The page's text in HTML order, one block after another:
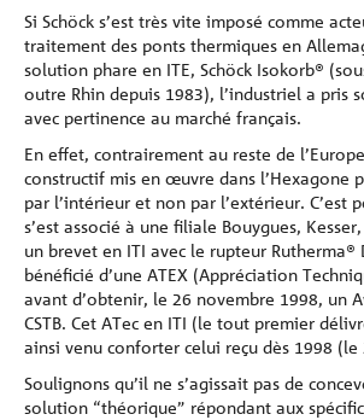
Si Schöck s’est très vite imposé comme
traitement des ponts thermiques en
solution phare en ITE, Schöck Isokorb®
outre Rhin depuis 1983), l’industriel a pris
avec pertinence au marché français.
En effet, contrairement au reste de
constructif mis en œuvre dans l’Hexagone
par l’intérieur et non par l’extérieur. C’est
s’est associé à une filiale Bouygues,
un brevet en ITI avec le rupteur Rutherma®
bénéficié d’une ATEX (Appréciation
avant d’obtenir, le 26 novembre 1998, un
CSTB. Cet ATec en ITI (le tout premier
ainsi venu conforter celui reçu dès 1998 (le
Soulignons qu’il ne s’agissait pas de
solution “théorique” répondant aux